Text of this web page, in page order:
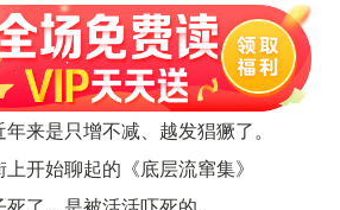
来是只增不减、越发猖獗了。
开始聊起的《底层流窜集》